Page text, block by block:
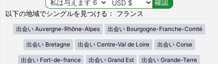
以下の地域でシングルを見つける： フランス
出会い Auvergne-Rhône-Alpes 出会い Bourgogne-Franche-Comté
出会い Bretagne 出会い Centre-Val de Loire 出会い Corse
出会い Fort-de-france 出会い Grand Est 出会い Grande-Terre